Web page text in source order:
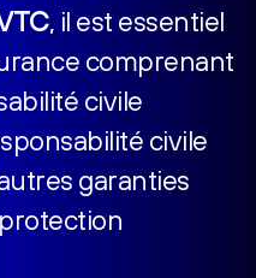
, il est essentiel
comprenant
civile
civile
garanties